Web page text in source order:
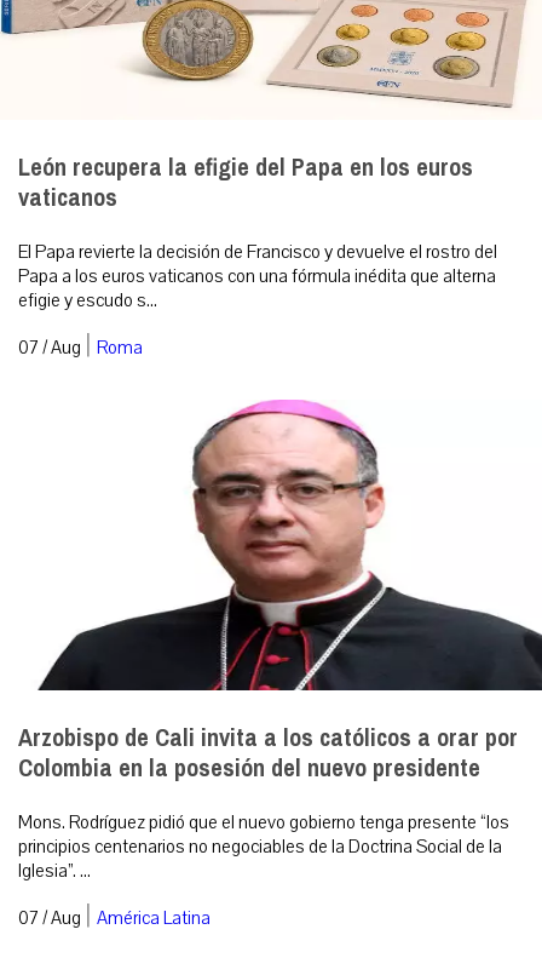
León recupera la efigie del Papa en los euros
vaticanos
El Papa revierte la decisión de Francisco y devuelve el rostro del
Papa a los euros vaticanos con una fórmula inédita que alterna
efigie y escudo s...
07 / Aug | Roma
Arzobispo de Cali invita a los católicos a orar por
Colombia en la posesión del nuevo presidente
Mons. Rodríguez pidió que el nuevo gobierno tenga presente “los
principios centenarios no negociables de la Doctrina Social de la
Iglesia”. ...
07 / Aug | América Latina